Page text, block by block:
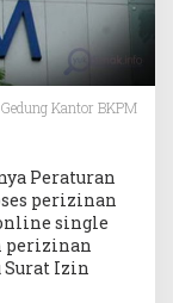
Gedung Kantor BKPM
Peraturan
perizinan
single
perizinan
Surat Izin